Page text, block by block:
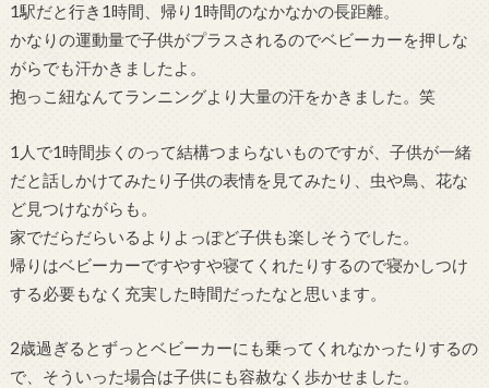
1駅だと行き1時間、帰り1時間のなかなかの長距離。
かなりの運動量で子供がプラスされるのでベビーカーを押しな
がらでも汗かきましたよ。
抱っこ紐なんてランニングより大量の汗をかきました。笑
1人で1時間歩くのって結構つまらないものですが、子供が一緒
だと話しかけてみたり子供の表情を見てみたり、虫や鳥、花な
ど見つけながらも。
家でだらだらいるよりよっぽど子供も楽しそうでした。
帰りはベビーカーですやすや寝てくれたりするので寝かしつけ
する必要もなく充実した時間だったなと思います。
2歳過ぎるとずっとベビーカーにも乗ってくれなかったりするの
で、そういった場合は子供にも容赦なく歩かせました。